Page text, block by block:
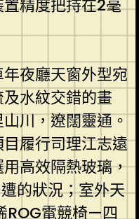
精度把持在2毫
夜廳天窗外型宛
水紋交錯的畫
川，遼闊靈通。
履行司理江志遠
高效隔熱玻璃，
的狀況；室外天
ROG電競椅—四